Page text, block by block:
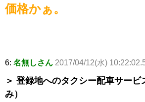
価格かぁ。
6: 名無しさん 2017/04/12(水)
＞ 登録地へのタクシー配車サービ
み）